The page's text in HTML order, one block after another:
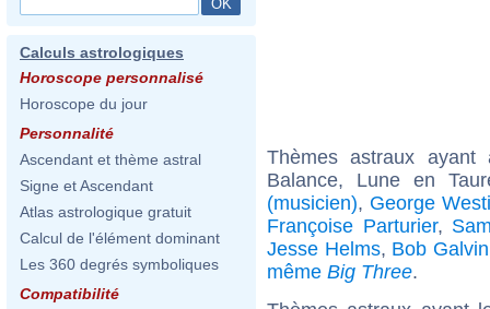
Calculs astrologiques
Horoscope personnalisé
Horoscope du jour
Personnalité
Ascendant et thème astral
Signe et Ascendant
Atlas astrologique gratuit
Calcul de l'élément dominant
Les 360 degrés symboliques
Compatibilité
Thèmes astraux
Balance, Lune en
(musicien), George
Françoise Parturier,
Jesse Helms, Bob Galvin
même Big Three.